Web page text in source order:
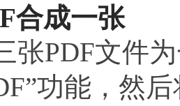
合成一张
张PDF文件
功能，然